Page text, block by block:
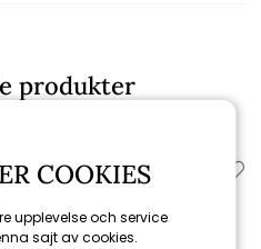
produkter
COOKIES
upplevelse och service
sajt av cookies.